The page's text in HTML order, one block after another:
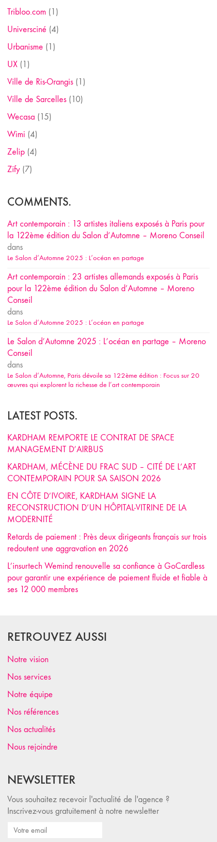
Tribloo.com (1)
Universciné (4)
Urbanisme (1)
UX (1)
Ville de Ris-Orangis (1)
Ville de Sarcelles (10)
Wecasa (15)
Wimi (4)
Zelip (4)
Zify (7)
COMMENTS.
Art contemporain : 13 artistes italiens exposés à Paris pour
la 122ème édition du Salon d’Automne – Moreno Conseil
dans
Le Salon d’Automne 2025 : L’océan en partage
Art contemporain : 23 artistes allemands exposés à Paris
pour la 122ème édition du Salon d’Automne – Moreno
Conseil
dans
Le Salon d’Automne 2025 : L’océan en partage
Le Salon d’Automne 2025 : L’océan en partage – Moreno
Conseil
dans
Le Salon d’Automne, Paris dévoile sa 122ème édition : Focus sur 20
œuvres qui explorent la richesse de l’art contemporain
LATEST POSTS.
KARDHAM REMPORTE LE CONTRAT DE SPACE
MANAGEMENT D’AIRBUS
KARDHAM, MÉCÈNE DU FRAC SUD – CITÉ DE L’ART
CONTEMPORAIN POUR SA SAISON 2026
EN CÔTE D’IVOIRE, KARDHAM SIGNE LA
RECONSTRUCTION D’UN HÔPITAL-VITRINE DE LA
MODERNITÉ
Retards de paiement : Près deux dirigeants français sur trois
redoutent une aggravation en 2026
L’insurtech Wemind renouvelle sa confiance à GoCardless
pour garantir une expérience de paiement fluide et fiable à
ses 12 000 membres
RETROUVEZ AUSSI
Notre vision
Nos services
Notre équipe
Nos références
Nos actualités
Nous rejoindre
NEWSLETTER
Vous souhaitez recevoir l'actualité de l'agence ?
Inscrivez-vous gratuitement à notre newsletter